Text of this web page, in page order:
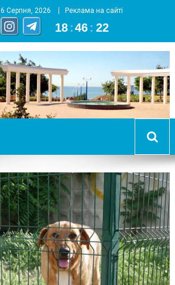
Серпня, 2026 Реклама на сайті
18 :46 : 22
портал города Южный